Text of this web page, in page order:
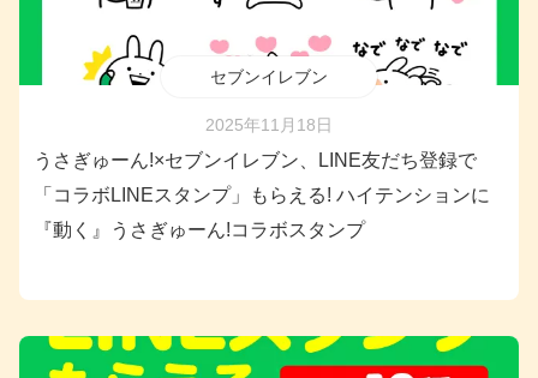
セブンイレブン
2025年11月18日
うさぎゅーん!×セブンイレブン、LINE友だち登録で
「コラボLINEスタンプ」もらえる! ハイテンションに
『動く』うさぎゅーん!コラボスタンプ